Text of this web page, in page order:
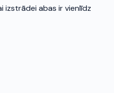
izstrādei abas ir vienlīdz